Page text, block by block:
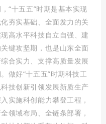
“十五五”时期是基本实现
夯实基础、全面发力的关
高水平科技自立自强、建
键攻坚期，也是山东全面
合实力、支撑高质量发展
做好“十五五”时期科技工
技创新引领发展新质生产
实施科创能力攀登工程，
领域布局、全链条部署，